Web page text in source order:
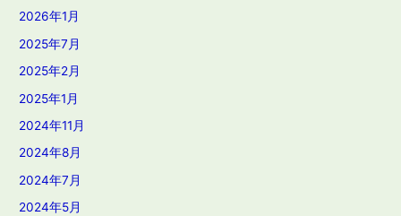
2026年1月
2025年7月
2025年2月
2025年1月
2024年11月
2024年8月
2024年7月
2024年5月